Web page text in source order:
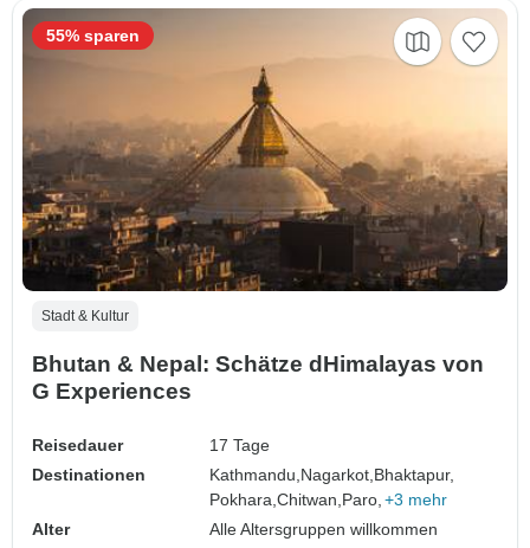
Stadt & Kultur
Bhutan & Nepal: Schätze dHimalayas von
G Experiences
Reisedauer
17 Tage
Destinationen
Kathmandu, Nagarkot, Bhaktapur,
Pokhara,Chitwan, Paro, +3 mehr
Alter
Alle Altersgruppen willkommen
55% sparen